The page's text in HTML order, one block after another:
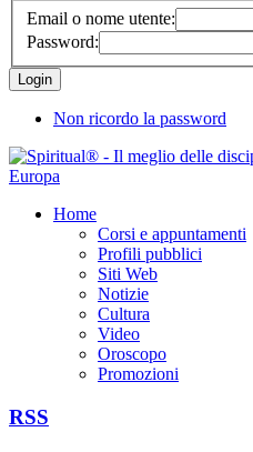
Email o nome utente:
Password:
Non ricordo la password
Home
Corsi e appuntamenti
Profili pubblici
Siti Web
Notizie
Cultura
Video
Oroscopo
Promozioni
RSS